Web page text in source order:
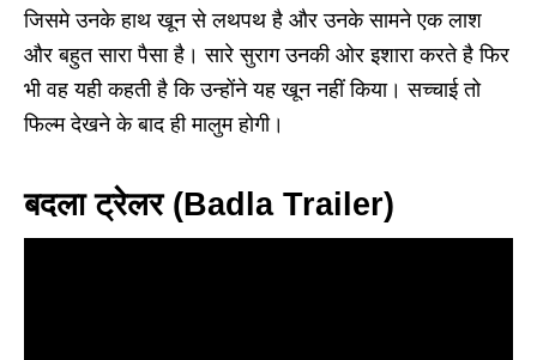
जिसमे उनके हाथ खून से लथपथ है और उनके सामने एक लाश
और बहुत सारा पैसा है। सारे सुराग उनकी ओर इशारा करते है फिर
भी वह यही कहती है कि उन्होंने यह खून नहीं किया। सच्चाई तो
फिल्म देखने के बाद ही मालुम होगी।
बदला ट्रेलर (Badla Trailer)